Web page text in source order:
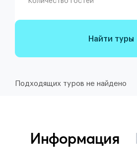
Найти туры
Подходящих туров не найдено
Информация